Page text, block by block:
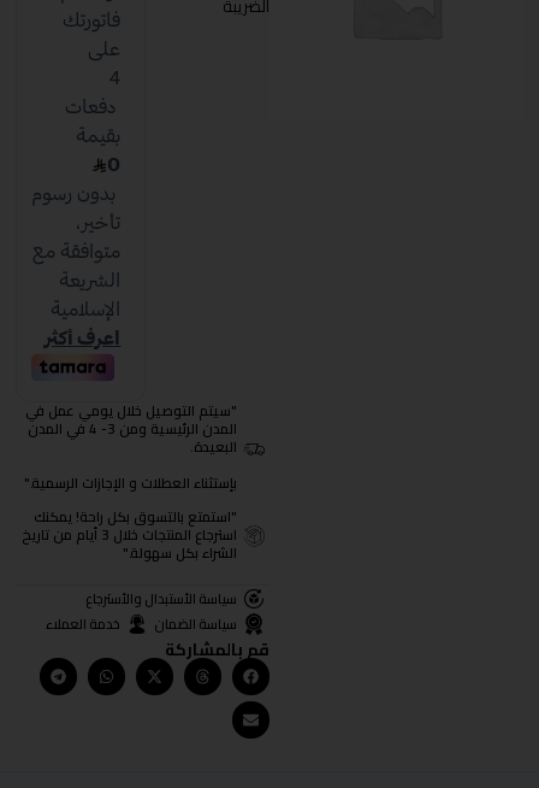
الضريبة
"سيتم التوصيل خلال يومي عمل في
المدن الرئيسية ومن 3- 4 في المدن
البعيدة.
بإستثناء العطلات و الإجازات الرسمية."
"استمتع بالتسوق بكل راحة! يمكنك
استرجاع المنتجات خلال 3 أيام من تاريخ
الشراء بكل سهولة."
سياسة الأستبدال والأسترجاع
سياسة الضمان
خدمة العملاء
قم بالمشاركة